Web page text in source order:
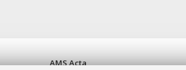
AMS Acta